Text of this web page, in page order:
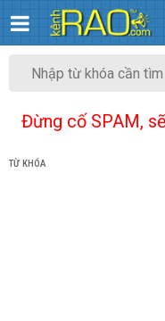
Đừng cố SPAM,
TỪ KHÓA